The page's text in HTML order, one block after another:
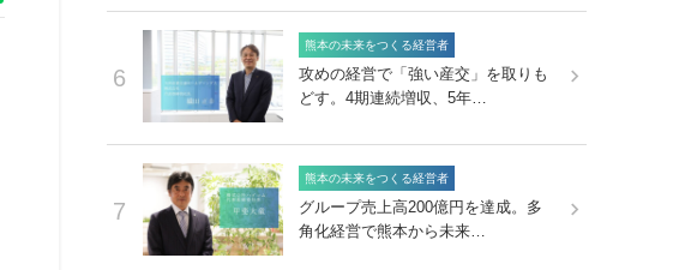
6
熊本の未来をつくる経営者
攻めの経営で「強い産交」を取りも
どす。4期連続増収、5年…
7
熊本の未来をつくる経営者
グループ売上高200億円を達成。多
角化経営で熊本から未来…